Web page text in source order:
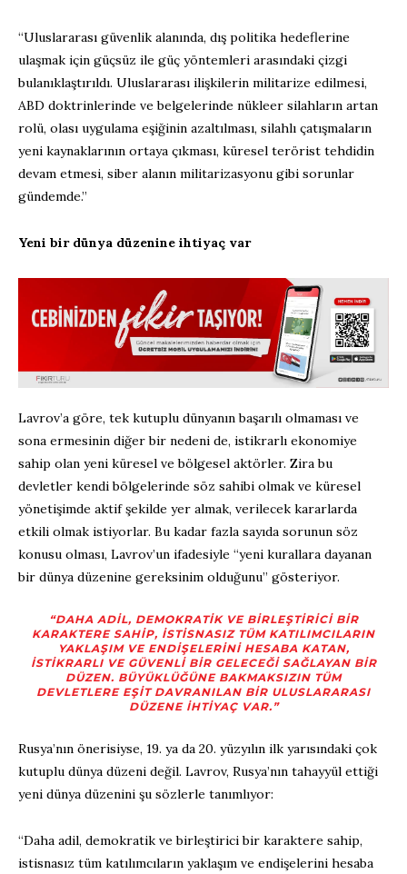
“Uluslararası güvenlik alanında, dış politika hedeflerine
ulaşmak için güçsüz ile güç yöntemleri arasındaki çizgi
bulanıklaştırıldı. Uluslararası ilişkilerin militarize edilmesi,
ABD doktrinlerinde ve belgelerinde nükleer silahların artan
rolü, olası uygulama eşiğinin azaltılması, silahlı çatışmaların
yeni kaynaklarının ortaya çıkması, küresel terörist tehdidin
devam etmesi, siber alanın militarizasyonu gibi sorunlar
gündemde.”
Yeni bir dünya düzenine ihtiyaç var
Lavrov’a göre, tek kutuplu dünyanın başarılı olmaması ve
sona ermesinin diğer bir nedeni de, istikrarlı ekonomiye
sahip olan yeni küresel ve bölgesel aktörler. Zira bu
devletler kendi bölgelerinde söz sahibi olmak ve küresel
yönetişimde aktif şekilde yer almak, verilecek kararlarda
etkili olmak istiyorlar. Bu kadar fazla sayıda sorunun söz
konusu olması, Lavrov’un ifadesiyle “yeni kurallara dayanan
bir dünya düzenine gereksinim olduğunu” gösteriyor.
“DAHA ADIL, DEMOKRATIK VE BIRLEŞTIRICI BIR
KARAKTERE SAHIP, ISTISNASIZ TÜM KATILIMCILARIN
YAKLAŞIM VE ENDIŞELERINI HESABA KATAN,
ISTIKRARLI VE GÜVENLI BIR GELECEĞI SAĞLAYAN BIR
DÜZEN. BÜYÜKLÜĞÜNE BAKMAKSIZIN TÜM
DEVLETLERE EŞIT DAVRANILAN BIR ULUSLARARASI
DÜZENE IHTIYAÇ VAR.”
Rusya’nın önerisiyse, 19. ya da 20. yüzyılın ilk yarısındaki çok
kutuplu dünya düzeni değil. Lavrov, Rusya’nın tahayyül ettiği
yeni dünya düzenini şu sözlerle tanımlıyor:
“Daha adil, demokratik ve birleştirici bir karaktere sahip,
istisnasız tüm katılımcıların yaklaşım ve endişelerini hesaba